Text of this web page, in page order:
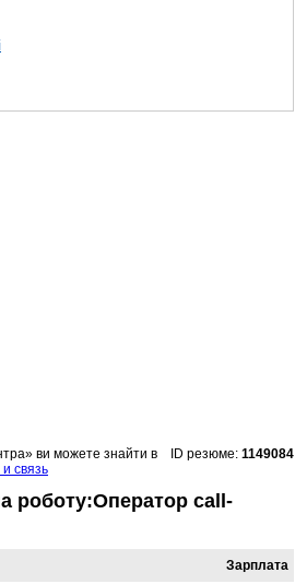
ви можете знайти в
связь
ID резюме: 1149084
роботу:Оператор call-
Зарплата